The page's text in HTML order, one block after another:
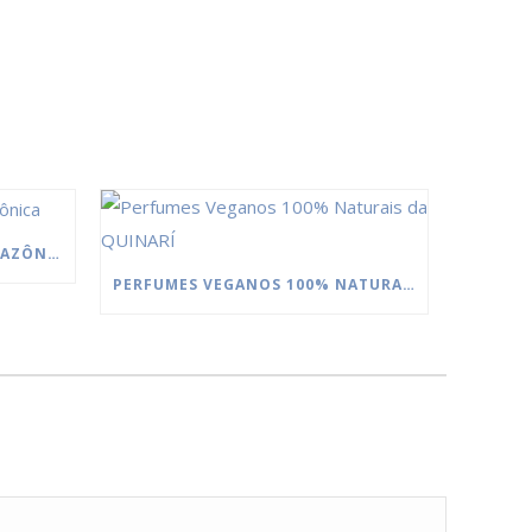
MANTEIGAS DA FLORESTA AMAZÔNICA
PERFUMES VEGANOS 100% NATURAIS DA QUINARÍ